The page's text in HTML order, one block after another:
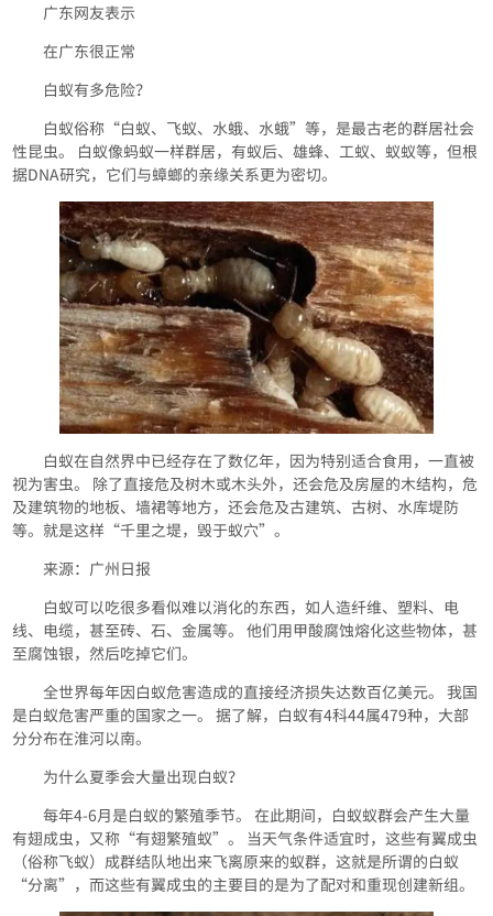
广东网友表示
在广东很正常
白蚁有多危险？
白蚁俗称“白蚁、飞蚁、水蛾、水蛾”等，是最古老的群居社会
性昆虫。 白蚁像蚂蚁一样群居，有蚁后、雄蜂、工蚁、蚁蚁等，但根
据DNA研究，它们与蟑螂的亲缘关系更为密切。
白蚁在自然界中已经存在了数亿年，因为特别适合食用，一直被
视为害虫。 除了直接危及树木或木头外，还会危及房屋的木结构，危
及建筑物的地板、墙裙等地方，还会危及古建筑、古树、水库堤防
等。就是这样“千里之堤，毁于蚁穴”。
来源：广州日报
白蚁可以吃很多看似难以消化的东西，如人造纤维、塑料、电
线、电缆，甚至砖、石、金属等。 他们用甲酸腐蚀熔化这些物体，甚
至腐蚀银，然后吃掉它们。
全世界每年因白蚁危害造成的直接经济损失达数百亿美元。 我国
是白蚁危害严重的国家之一。 据了解，白蚁有4科44属479种，大部
分分布在淮河以南。
为什么夏季会大量出现白蚁？
每年4-6月是白蚁的繁殖季节。 在此期间，白蚁蚁群会产生大量
有翅成虫，又称“有翅繁殖蚁”。 当天气条件适宜时，这些有翼成虫
（俗称飞蚁）成群结队地出来飞离原来的蚁群，这就是所谓的白蚁
“分离”，而这些有翼成虫的主要目的是为了配对和重现创建新组。